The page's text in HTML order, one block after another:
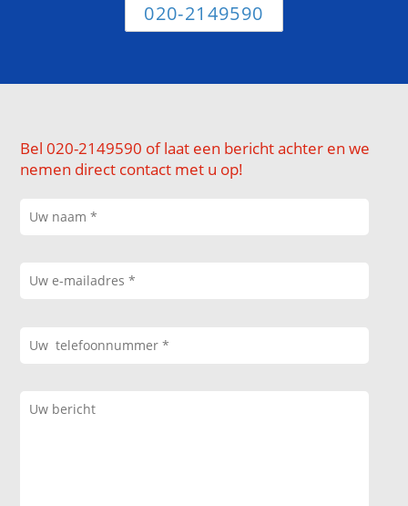
020-2149590
Bel 020-2149590 of laat een bericht achter en we
nemen direct contact met u op!